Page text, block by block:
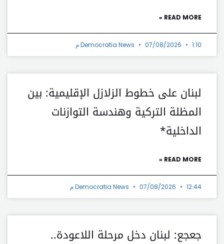
READ MORE »
Democratia News 07/08/2026 1:10 م
لبنان على خطوط الزلازل الإقليمية: بين
المظلة التركية وهندسة التوازنات
الداخلية*
READ MORE »
Democratia News 07/08/2026 12:44 م
جعجع: لبنان دخل مرحلة اللاعودة..